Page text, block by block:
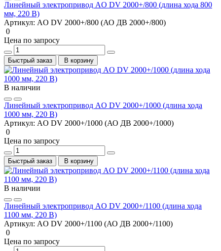
Линейный электропривод AO DV 2000+/800 (длина хода 800
мм, 220 В)
Артикул: AO DV 2000+/800 (АО ДВ 2000+/800)
0
Цена по запросу
Быстрый заказ В корзину
В наличии
Линейный электропривод AO DV 2000+/1000 (длина хода
1000 мм, 220 В)
Артикул: AO DV 2000+/1000 (АО ДВ 2000+/1000)
0
Цена по запросу
Быстрый заказ В корзину
В наличии
Линейный электропривод AO DV 2000+/1100 (длина хода
1100 мм, 220 В)
Артикул: AO DV 2000+/1100 (АО ДВ 2000+/1100)
0
Цена по запросу